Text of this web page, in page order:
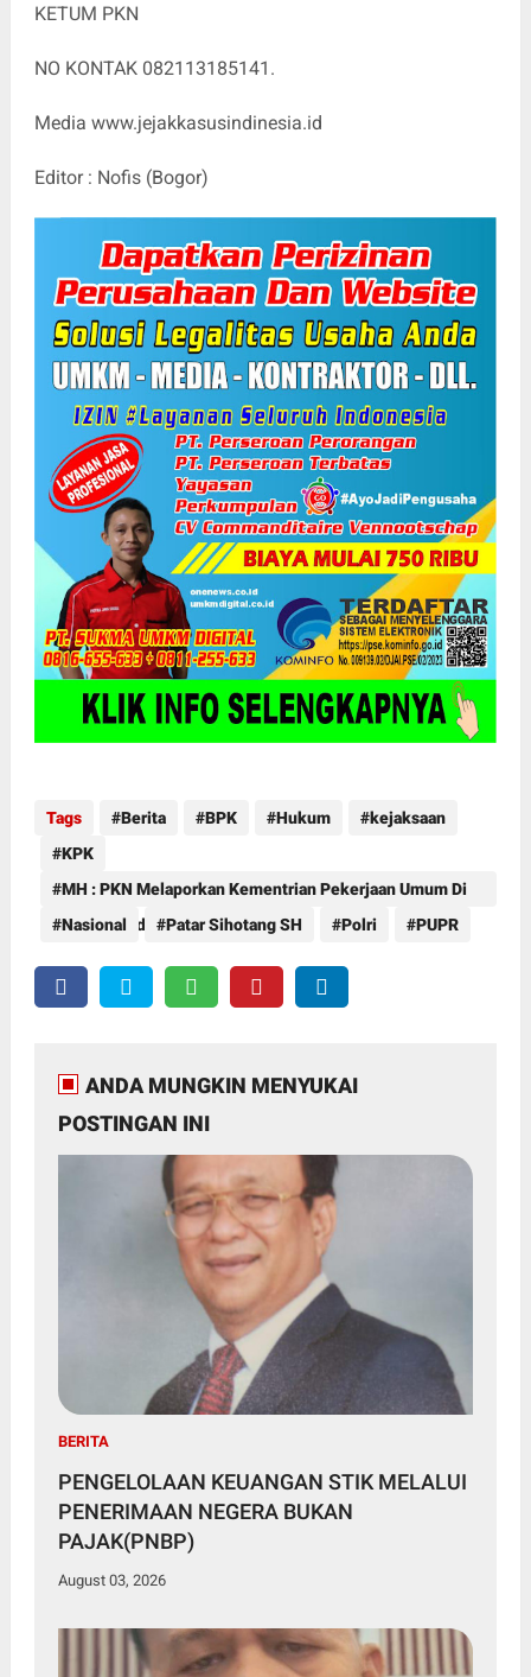
KETUM PKN
NO KONTAK 082113185141.
Media www.jejakkasusindinesia.id
Editor : Nofis (Bogor)
Tags Berita BPK Hukum
kejaksaan
KPK
MH : PKN Melaporkan Kementrian Pekerjaan Umum Di
Duga Melindungi Korupsi
Nasional Patar Sihotang SH Polri PUPR
ANDA MUNGKIN MENYUKAI
POSTINGAN INI
BERITA
PENGELOLAAN KEUANGAN STIK MELALUI
PENERIMAAN NEGERA BUKAN
PAJAK(PNBP)
August 03, 2026